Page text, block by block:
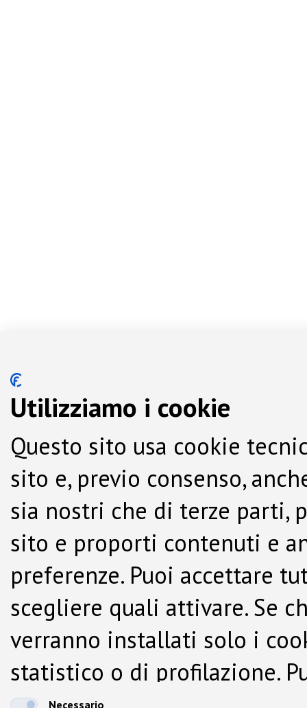
Utilizziamo i cookie
Questo sito usa cookie
sito e, previo consenso,
sia nostri che di terze parti,
sito e proporti contenuti e
preferenze. Puoi accettare
scegliere quali attivare. Se
verranno installati solo i
statistico o di profilazione.
Necessario